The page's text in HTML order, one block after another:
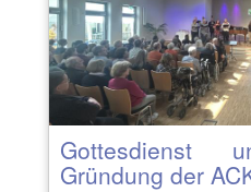
Gründung der